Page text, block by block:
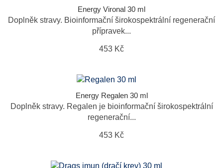
Energy Vironal 30 ml
Doplněk stravy. Bioinformační širokospektrální regenerační
přípravek...
453 Kč
Energy Regalen 30 ml
Doplněk stravy. Regalen je bioinformační širokospektrální
regenerační...
453 Kč